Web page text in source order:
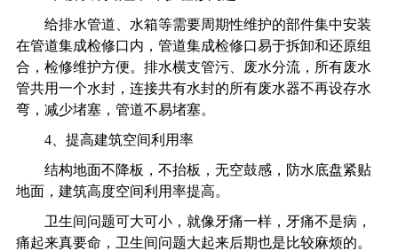
给排水管道、水箱等需要周期性维护的部件集中安装
在管道集成检修口内，管道集成检修口易于拆卸和还原组
合，检修维护方便。排水横支管污、废水分流，所有废水
管共用一个水封，连接共有水封的所有废水器不再设存水
弯，减少堵塞，管道不易堵塞。
4、提高建筑空间利用率
结构地面不降板，不抬板，无空鼓感，防水底盘紧贴
地面，建筑高度空间利用率提高。
卫生间问题可大可小，就像牙痛一样，牙痛不是病，
痛起来真要命，卫生间问题大起来后期也是比较麻烦的。